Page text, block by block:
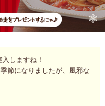
しますね！
節になりましたが、風邪な